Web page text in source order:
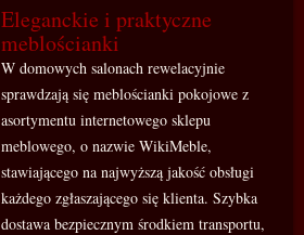
Eleganckie i praktyczne
meblościanki
W domowych salonach rewelacyjnie
sprawdzają się meblościanki pokojowe z
asortymentu internetowego sklepu
meblowego, o nazwie WikiMeble,
stawiającego na najwyższą jakość obsługi
każdego zgłaszającego się klienta. Szybka
dostawa bezpiecznym środkiem transportu,